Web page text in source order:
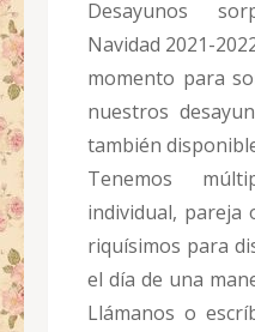
Desayunos
Navidad 2021-
momento para
nuestros
también
Tenemos
individual, pareja
riquísimos para
el día de una
Llámanos o